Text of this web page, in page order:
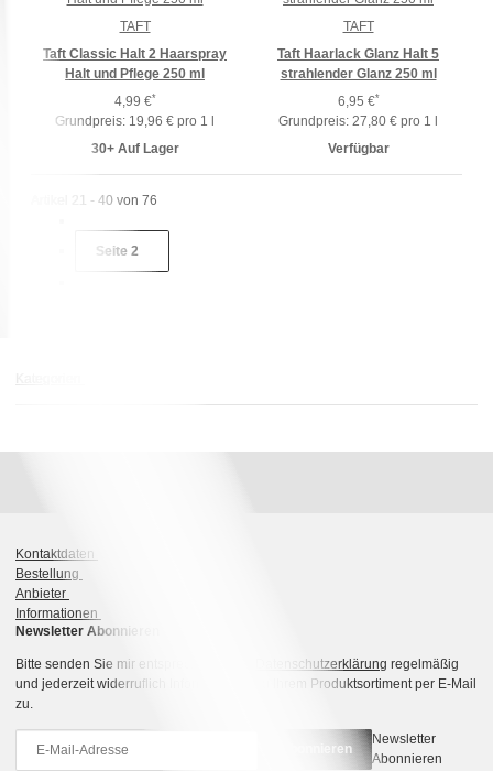
Taft Classic Halt 2 Haarspray
Halt und Pflege 250 ml
4,99 €*
Grundpreis: 19,96 € pro 1 l
30+ Auf Lager
TAFT
Taft Haarlack Glanz Halt 5
strahlender Glanz 250 ml
6,95 €*
Grundpreis: 27,80 € pro 1 l
Verfügbar
TAFT
Artikel 21 - 40 von 76
Seite 2
Kontaktdaten
Bestellung
Anbieter
Informationen
Newsletter Abonnieren
Bitte senden Sie mir entsprechend Ihrer Datenschutzerklärung regelmäßig
und jederzeit widerruflich Informationen zu Ihrem Produktsortiment per E-Mail
zu.
Abonnieren
Newsletter
Abonnieren